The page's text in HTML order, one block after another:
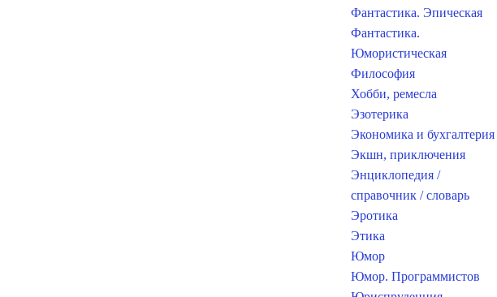
Фантастика. Эпическая
Фантастика.
Юмористическая
Философия
Хобби, ремесла
Эзотерика
Экономика и бухгалтерия
Экшн, приключения
Энциклопедия /
справочник / словарь
Эротика
Этика
Юмор
Юмор. Программистов